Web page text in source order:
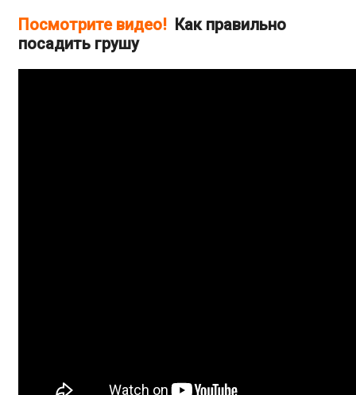
Посмотрите видео! Как правильно
посадить грушу